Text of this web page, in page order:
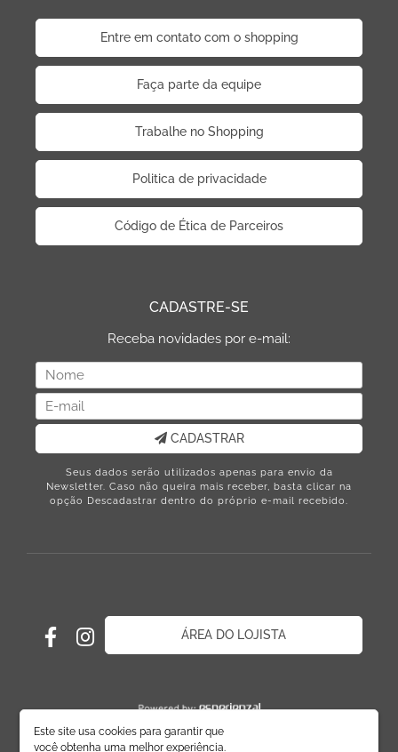
Este site usa cookies para garantir que
você obtenha uma melhor experiência.
Entre em contato com o shopping
Faça parte da equipe
Trabalhe no Shopping
Politica de privacidade
Código de Ética de Parceiros
CADASTRE-SE
Receba novidades por e-mail:
CADASTRAR
Seus dados serão utilizados apenas para envio da
Newsletter. Caso não queira mais receber, basta clicar na
opção Descadastrar dentro do próprio e-mail recebido.
ÁREA DO LOJISTA